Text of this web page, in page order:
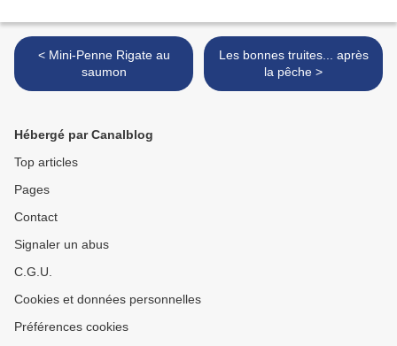
< Mini-Penne Rigate au
saumon
Les bonnes truites... après
la pêche >
Hébergé par Canalblog
Top articles
Pages
Contact
Signaler un abus
C.G.U.
Cookies et données personnelles
Préférences cookies